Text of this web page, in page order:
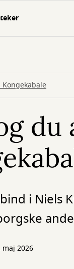
du
i Niels
maj 2026